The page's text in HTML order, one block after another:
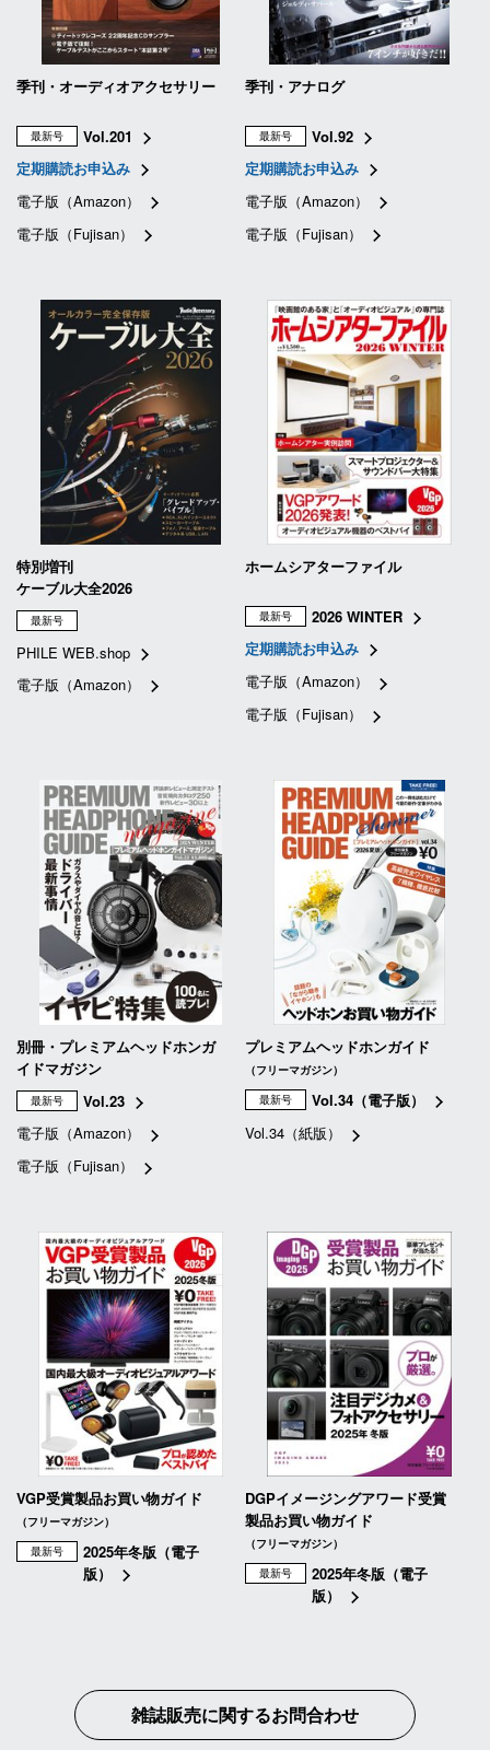
季刊・オーディオアクセサリー
最新号
Vol.201
定期購読お申込み
電子版（Amazon）
電子版（Fujisan）
季刊・アナログ
最新号
Vol.92
定期購読お申込み
電子版（Amazon）
電子版（Fujisan）
特別増刊
ケーブル大全2026
最新号
PHILE WEB.shop
電子版（Amazon）
ホームシアターファイル
最新号
2026 WINTER
定期購読お申込み
電子版（Amazon）
電子版（Fujisan）
別冊・プレミアムヘッドホンガ
イドマガジン
最新号
Vol.23
電子版（Amazon）
電子版（Fujisan）
プレミアムヘッドホンガイド
（フリーマガジン）
最新号
Vol.34（電子版）
Vol.34（紙版）
VGP受賞製品お買い物ガイド
（フリーマガジン）
最新号
2025年冬版（電子
版）
DGPイメージングアワード受賞
製品お買い物ガイド
（フリーマガジン）
最新号
2025年冬版（電子
版）
雑誌販売に関するお問合わせ